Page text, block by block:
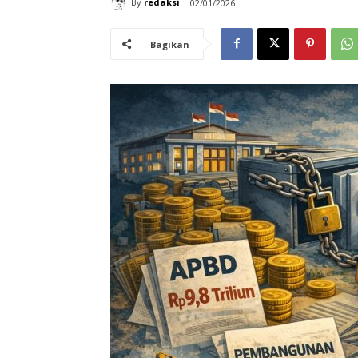
02/01/2026
Bagikan